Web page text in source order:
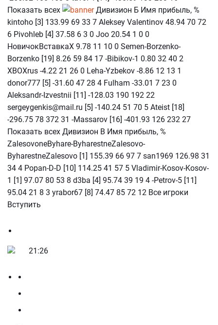
Показать всех
Дивизион Б Имя прибыль, %
kintoho [3] 133.99 69 33 7 Aleksey Valentinov 48.94 70 72
6 Pivohleb [4] 37.58 6 3 0 Joo 20.54 1 0 0
НовичокВставкаХ 9.78 11 10 0 Semen-Borzenko-
Borzenko [19] 8.26 59 84 17 -Bibikov-1 0.80 32 40 2
XBOXrus -4.22 21 26 0 Leha-Yzbekov -8.86 12 13 1
donor777 [5] -31.60 47 28 4 Fulham -33.01 7 23 0
Aleksandr-Izvestnii [11] -128.03 190 192 22
sergeygenkis@mail.ru [5] -140.24 51 70 5 Ateist [18]
-296.75 78 372 31 -Massarov [16] -401.93 126 232 27
Показать всех Дивизион В Имя прибыль, %
ZalesovoneByhare-ByharestneZalesovo-
ByharestneZalesovo [1] 155.39 66 97 7 san1969 126.98 31
34 4 Popan-D-D [10] 114.25 41 57 5 Vladimir-Kosov-Kosov-
1 [1] 97.07 80 53 8 d3ba [4] 95.74 39 19 4 -Petrov-5 [11]
95.04 21 8 3 yrabor67 [8] 74.47 85 72 12 Все игроки
Вступить
21:26